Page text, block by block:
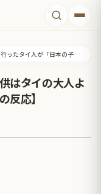
日本に行ったタイ人が「日本の子供はタイの大人より規律正しい」と絶賛！【タイ人の反応】
はタイの大人よ
反応】